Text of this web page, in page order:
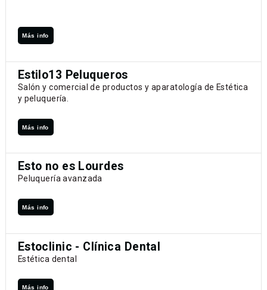
Más info
Estilo13 Peluqueros
Salón y comercial de productos y aparatología de Estética
y peluquería.
Más info
Esto no es Lourdes
Peluquería avanzada
Más info
Estoclinic - Clínica Dental
Estética dental
Más info